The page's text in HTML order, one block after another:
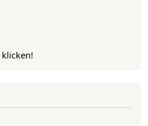
klicken!